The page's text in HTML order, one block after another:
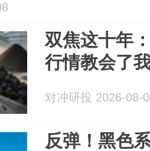
双焦这十年
行情教会了
对冲研投 2026-08-
反弹！黑色